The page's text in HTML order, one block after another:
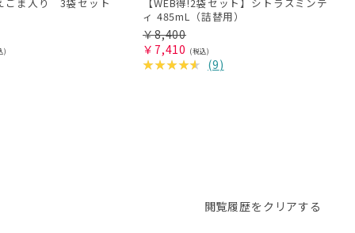
ィ 485mL（詰替用）
￥8,400
￥ 7,410
(9)
閲覧履歴をクリアする